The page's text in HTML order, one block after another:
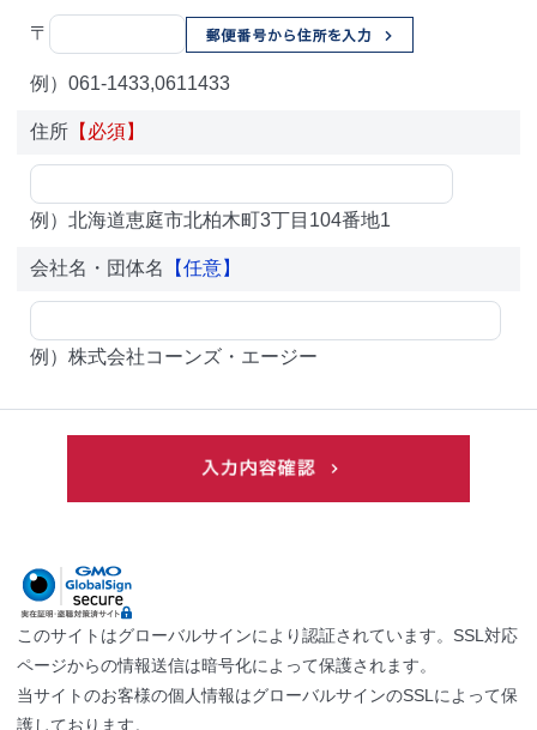
〒
例）061-1433,0611433
住所【必須】
例）北海道恵庭市北柏木町3丁目104番地1
会社名・団体名 【任意】
例）株式会社コーンズ・エージー
このサイトはグローバルサインにより認証されています。SSL対応
ページからの情報送信は暗号化によって保護されます。
当サイトのお客様の個人情報はグローバルサインのSSLによって保
護しております。